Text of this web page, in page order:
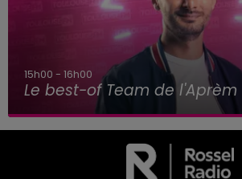
16h00 - 19h00
La Team de l'Aprem